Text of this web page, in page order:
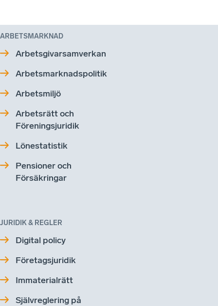
ARBETSMARKNAD
Arbetsgivarsamverkan
Arbetsmarknadspolitik
Arbetsmiljö
Arbetsrätt och
Föreningsjuridik
Lönestatistik
Pensioner och
Försäkringar
JURIDIK & REGLER
Digital policy
Företagsjuridik
Immaterialrätt
Självreglering på